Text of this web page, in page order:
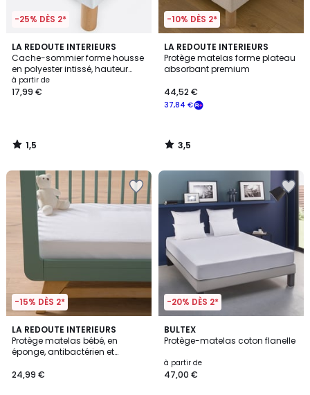
-25% DÈS 2*
LA REDOUTE INTERIEURS
Cache-sommier forme housse
en polyester intissé, hauteur
maxi 30 cm
à partir de
17,99 €
1,5
/
5
1,5
/
-10% DÈS 2*
LA REDOUTE INTERIEURS
Protège matelas forme plateau
absorbant premium
37,84 €
44,52 €
3,5
/ 5
3,5
/
-15% DÈS 2*
LA REDOUTE INTERIEURS
Protège matelas bébé, en
éponge, antibactérien et
24,99 €
4,5
/ 5
-20% DÈS 2*
BULTEX
Protège-matelas coton flanelle
à partir de
47,00 €
3,8
/ 5